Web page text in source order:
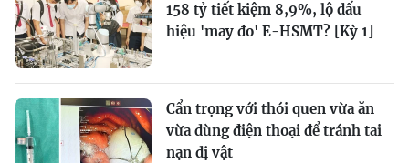
158 tỷ tiết kiệm 8,9%, lộ dấu
hiệu 'may đo' E-HSMT? [Kỳ 1]
Cẩn trọng với thói quen vừa ăn
vừa dùng điện thoại để tránh tai
nạn dị vật